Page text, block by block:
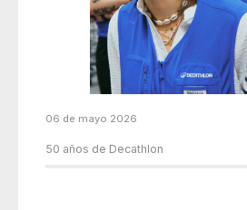
06 de mayo 2026
50 años de Decathlon